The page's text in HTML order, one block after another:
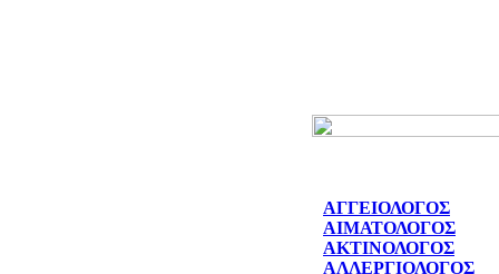
ΑΓΓΕΙΟΛΟΓΟΣ
ΑΙΜΑΤΟΛΟΓΟΣ
ΑΚΤΙΝΟΛΟΓΟΣ
ΑΛΛΕΡΓΙΟΛΟΓΟΣ